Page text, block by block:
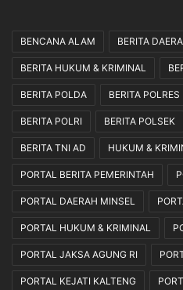
BENCANA ALAM BERITA
BERITA HUKUM & KRIMINAL
BERITA POLDA BERITA POLRES
BERITA POLRI BERITA POLSEK
BERITA TNI AD HUKUM &
PORTAL BERITA PEMERINTAH
PORTAL DAERAH MINSEL
PORTAL HUKUM & KRIMINAL
PORTAL JAKSA AGUNG RI
PORTAL KEJATI KALTENG